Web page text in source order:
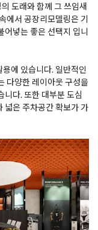
도래와 함께 그 쓰임새
에서 공장리모델링은 기
어넣는 좋은 선택지 입니
에 있습니다. 일반적인
다양한 레이아웃 구성을
니다. 또한 대부분 도심
넓은 주차공간 확보가 가